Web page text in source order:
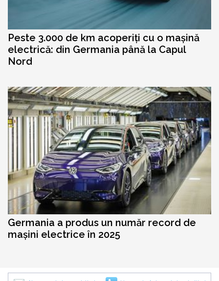
Peste 3.000 de km acoperiți cu o mașină
electrică: din Germania până la Capul
Nord
Germania a produs un număr record de
mașini electrice în 2025